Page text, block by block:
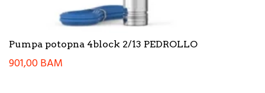
Pumpa potopna 4block 2/13 PEDROLLO
901,00BAM